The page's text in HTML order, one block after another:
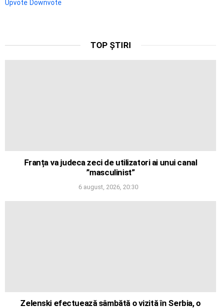
Upvote Downvote
TOP ȘTIRI
Franța va judeca zeci de utilizatori ai unui canal
”masculinist”
6 august, 2026, 20:30
Zelenski efectuează sâmbătă o vizită în Serbia, o